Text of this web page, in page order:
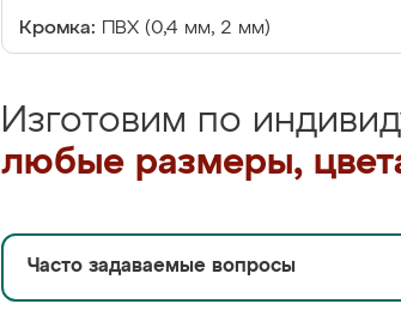
Кромка: ПВХ (0,4 мм, 2 мм)
Изготовим по
любые размеры,
Часто задаваемые вопросы